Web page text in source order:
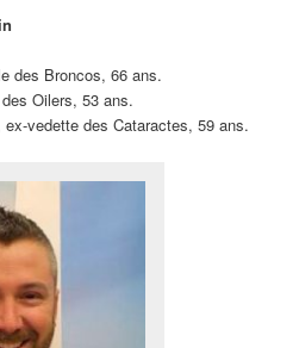
des Broncos, 66 ans.
Oilers, 53 ans.
ex-vedette des Cataractes, 59 ans.